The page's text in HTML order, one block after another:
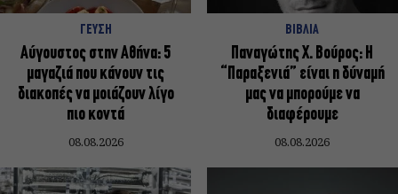
ΓΕΥΣΗ
Αύγουστος στην Αθήνα: 5
μαγαζιά που κάνουν τις
διακοπές να μοιάζουν λίγο
πιο κοντά
08.08.2026
ΒΙΒΛΙΑ
Παναγώτης Χ. Βούρος: Η
“Παραξενιά” είναι η δύναμή
μας να μπορούμε να
διαφέρουμε
08.08.2026